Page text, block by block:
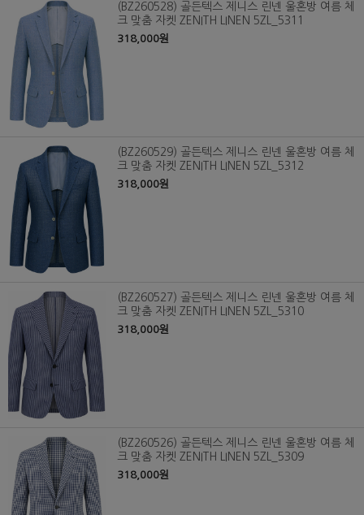
(BZ260528) 골든텍스 제니스 린넨 울혼방 여름 체
크 맞춤 자켓 ZENITH LINEN 5ZL_5311
318,000원
(BZ260529) 골든텍스 제니스 린넨 울혼방 여름 체
크 맞춤 자켓 ZENITH LINEN 5ZL_5312
318,000원
(BZ260527) 골든텍스 제니스 린넨 울혼방 여름 체
크 맞춤 자켓 ZENITH LINEN 5ZL_5310
318,000원
(BZ260526) 골든텍스 제니스 린넨 울혼방 여름 체
크 맞춤 자켓 ZENITH LINEN 5ZL_5309
318,000원